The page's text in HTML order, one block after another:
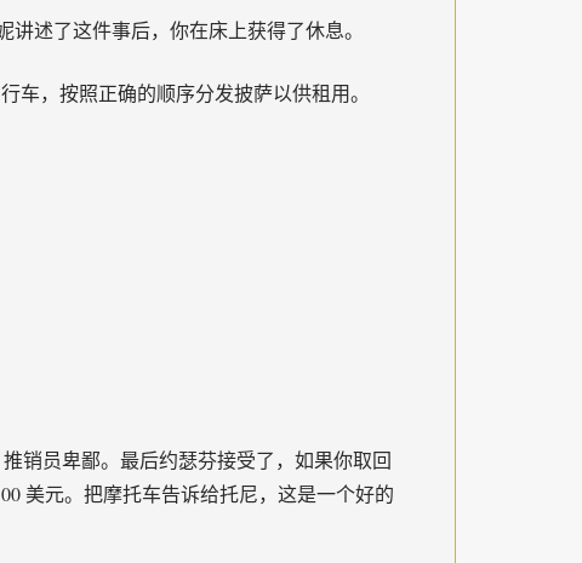
述了这件事后，你在床上获得了休息。
车，按照正确的顺序分发披萨以供租用。
销员卑鄙。最后约瑟芬接受了，如果你取回
美元。把摩托车告诉给托尼，这是一个好的